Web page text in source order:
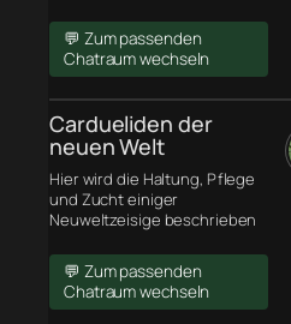
💬 Zum passenden
Chatraum wechseln
Cardueliden der
neuen Welt
Hier wird die Haltung, Pflege
und Zucht einiger
Neuweltzeisige beschrieben
💬 Zum passenden
Chatraum wechseln